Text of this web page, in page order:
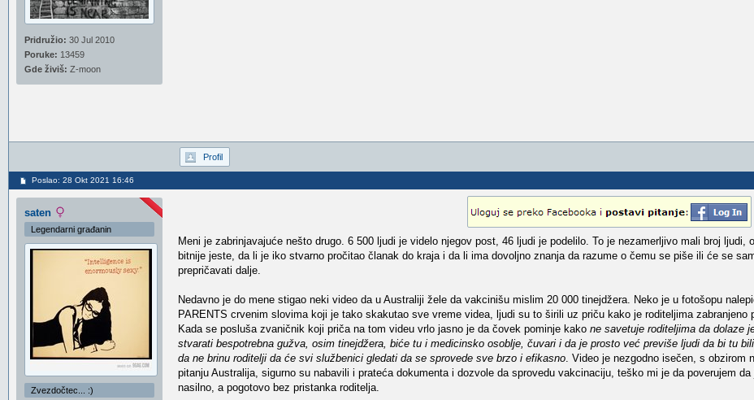
Pridružio: 30 Jul 2010
Poruke: 13459
Gde živiš: Z-moon
Profil
Poslao: 28 Okt 2021 16:46
saten
Legendarni građanin
Zvezdočtec... :)
Meni je zabrinjavajuće nešto drugo. 6 500 ljudi je videlo njegov post, 46 ljudi je podelilo. To je nezamerljivo mali broj ljudi,
bitnije jeste, da li je iko stvarno pročitao članak do kraja i da li ima dovoljno znanja da razume o čemu se piše ili će se
prepričavati dalje.
Nedavno je do mene stigao neki video da u Australiji žele da vakcinišu mislim 20 000 tinejdžera. Neko je u fotošopu
PARENTS crvenim slovima koji je tako skakutao sve vreme videa, ljudi su to širili uz priču kako je roditeljima zabranjeno
Kada se posluša zvaničnik koji priča na tom videu vrlo jasno je da čovek pominje kako ne savetuje roditeljima da dolaze
stvarati bespotrebna gužva, osim tinejdžera, biće tu i medicinsko osoblje, čuvari i da je prosto već previše ljudi da bi tu
da ne brinu roditelji da će svi službenici gledati da se sprovede sve brzo i efikasno. Video je nezgodno isečen, s obzirom
pitanju Australija, sigurno su nabavili i prateća dokumenta i dozvole da sprovedu vakcinaciju, teško mi je da poverujem da
nasilno, a pogotovo bez pristanka roditelja.